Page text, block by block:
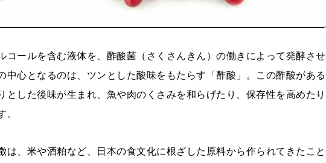
コールを含む液体を、酢酸菌（さくさんきん）の働きによって発酵させ
中心となるのは、ツンとした酸味をもたらす「酢酸」。この酢酸がある
とした後味が生まれ、魚や肉のくさみを和らげたり、保存性を高めたり
は、米や酒粕など、日本の食文化に根ざした原料から作られてきたこと